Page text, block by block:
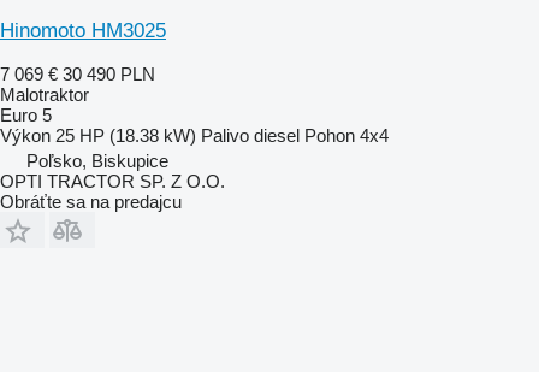
Hinomoto HM3025
7 069 € 30 490 PLN
Malotraktor
Euro 5
Výkon 25 HP (18.38 kW) Palivo diesel Pohon 4x4
Poľsko, Biskupice
OPTI TRACTOR SP. Z O.O.
Obráťte sa na predajcu